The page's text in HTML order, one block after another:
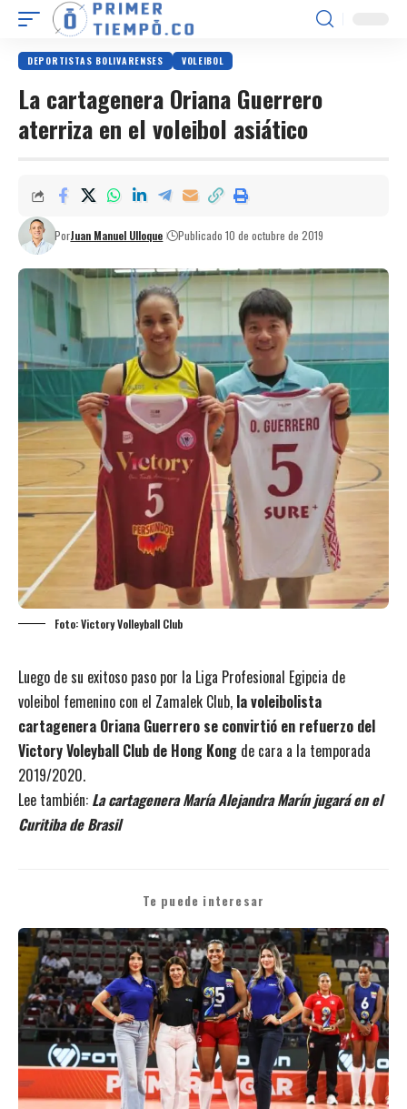
DEPORTISTAS BOLIVARENSES VOLEIBOL
La cartagenera Oriana Guerrero
aterriza en el voleibol asiático
PorJuan Manuel Ulloque Publicado 10 de octubre de 2019
Foto: Victory Volleyball Club
Luego de su exitoso paso por la Liga Profesional Egipcia de
voleibol femenino con el Zamalek Club, la voleibolista
cartagenera Oriana Guerrero se convirtió en refuerzo del
Victory Voleyball Club de Hong Kong de cara a la temporada
2019/2020.
Lee también: La cartagenera María Alejandra Marín jugará en el
Curitiba de Brasil
Te puede interesar